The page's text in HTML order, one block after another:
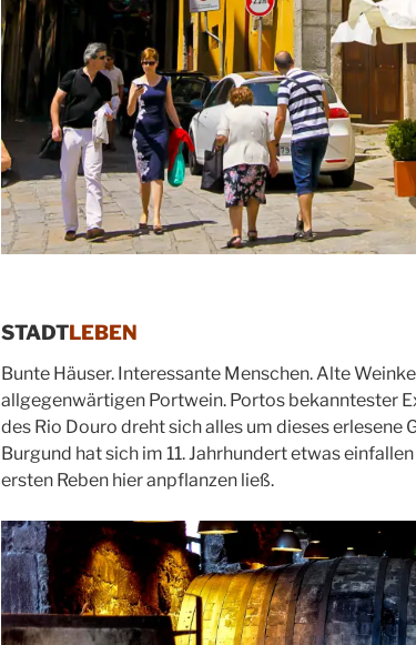
STADTLEBEN
Bunte Häuser. Interessante Menschen. Alte
allgegenwärtigen Portwein. Portos bekanntester
des Rio Douro dreht sich alles um dieses erlesene
Burgund hat sich im 11. Jahrhundert etwas
ersten Reben hier anpflanzen ließ.